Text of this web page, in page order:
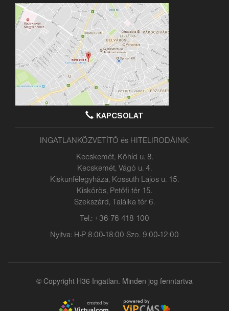
KAPCSOLAT
INGATLANKÖZVETÍTŐ és HITELIRODÁINK:
Kecskemét, Kőhíd u. 8.
Kecskemét, Vágó u. 4.
Kiskunfélegyháza, Kossuth Lajos u. 15.
Kiskőrös, Petőfi tér 15.
Szekszárd, Találka tér 6.
Tel.: +36 76 418 100
Nyitva: H-P 8:00-18:00 Szo. 9:00-12:00
© Copyright H36 Ingatlan. Minden jog fenntartva